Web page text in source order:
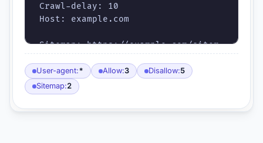
Crawl-delay: 10
Host: example.com
Sitemap: https://example.com/sitem
Sitemap: https://example.com/sitem
User-agent:* Allow:3 Disallow:5
Sitemap:2